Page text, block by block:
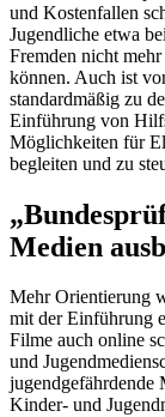
und Kostenfallen
Jugendliche etwa
Fremden nicht
können. Auch ist
standardmäßig zu
Einführung von
Möglichkeiten für
begleiten und zu
Medien
Mehr Orientierung
mit der Einführung
Filme auch online
und
jugendgefährdende
Kinder- und